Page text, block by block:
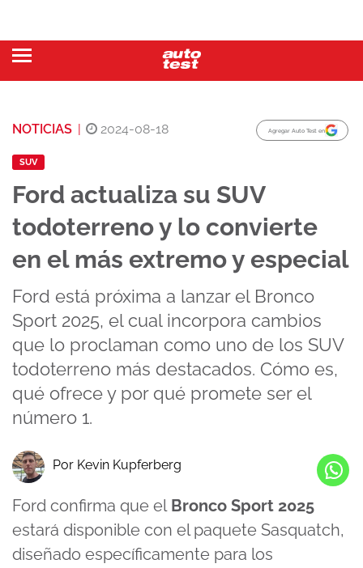
NOTICIAS | 2024-08-18 Agregar Auto Test en
SUV
Ford actualiza su SUV
todoterreno y lo convierte
en el más extremo y especial
Ford está próxima a lanzar el Bronco
Sport 2025, el cual incorpora cambios
que lo proclaman como uno de los SUV
todoterreno más destacados. Cómo es,
qué ofrece y por qué promete ser el
número 1.
Por Kevin Kupferberg
Ford confirma que elBronco Sport 2025
estará disponible con el paquete Sasquatch,
diseñado específicamente para los